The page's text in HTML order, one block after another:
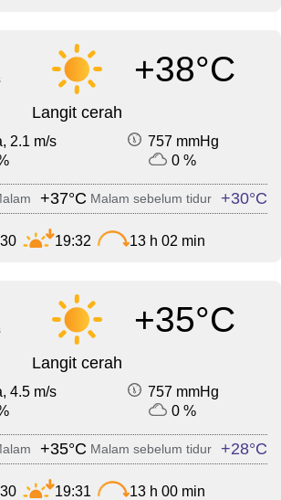
+38°C
Langit cerah
2.1 m/s
757 mmHg
0 %
+37°C Malam sebelum tidur +30°C
19:32 13 h 02 min
+35°C
Langit cerah
4.5 m/s
757 mmHg
0 %
+35°C Malam sebelum tidur +28°C
19:31 13 h 00 min